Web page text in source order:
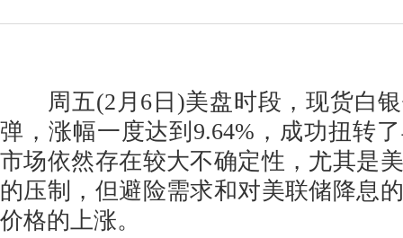
周五(2月6日)美盘时段，现货白银
弹，涨幅一度达到9.64%，成功扭转
市场依然存在较大不确定性，尤其是
的压制，但避险需求和对美联储降息
价格的上涨。